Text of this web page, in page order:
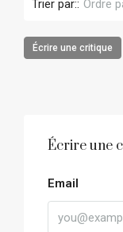
Trier par:: Ordre
Écrire une critique
Écrire une
Email